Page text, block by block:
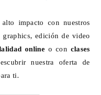
impacto con nuestros
graphics, edición de video
onlineo con clases
nuestra oferta de
ti.